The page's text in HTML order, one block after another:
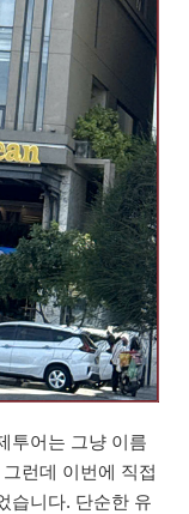
투어는 그냥 이름
런데 이번에 직접
습니다. 단순한 유